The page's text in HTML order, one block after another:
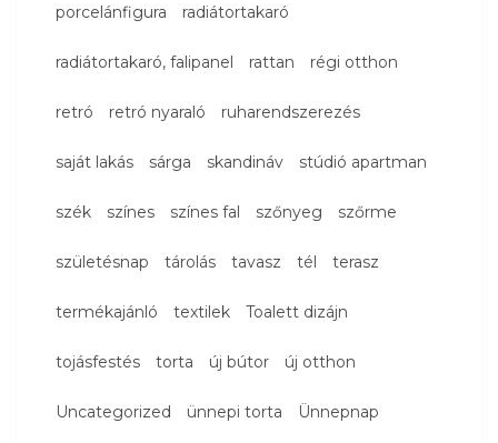
porcelánfigura radiátortakaró
radiátortakaró, falipanel rattan régi otthon
retró retró nyaraló ruharendszerezés
saját lakás sárga skandináv stúdió apartman
szék színes színes fal szőnyeg szőrme
születésnap tárolás tavasz tél terasz
termékajánló textilek Toalett dizájn
tojásfestés torta új bútor új otthon
Uncategorized ünnepi torta Ünnepnap